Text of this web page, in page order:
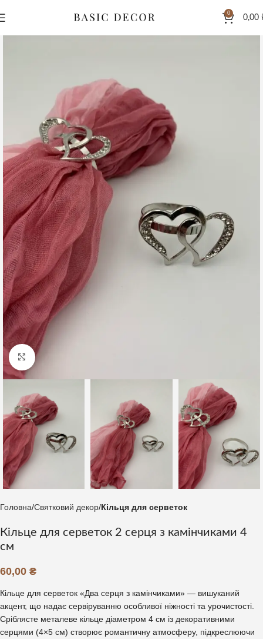
0
0,00
Клацніть, щоб збільшити
Головна Святковий декор Кільця для серветок
Кільце для серветок 2 серця з камінчиками 4
см
60,00 ₴
Кільце для серветок «Два серця з камінчиками» — вишуканий
акцент, що надає сервіруванню особливої ніжності та урочистості.
Сріблясте металеве кільце діаметром 4 см із декоративними
серцями (4×5 см) створює романтичну атмосферу, підкреслюючи